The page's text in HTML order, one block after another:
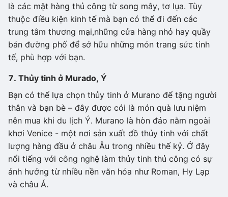
là các mặt hàng thủ công từ song mây, tơ lụa. Tùy
thuộc điều kiện kinh tế mà bạn có thể đi đến các
trung tâm thương mại,những cửa hàng nhỏ hay quầy
bán đường phố để sở hữu những món trang sức tinh
tế, phù hợp với bạn.
7. Thủy tinh ở Murado, Ý
Bạn có thể lựa chọn thủy tinh ở Murano để tặng người
thân và bạn bè – đây được cói là món quà lưu niệm
nên mua khi du lịch Ý. Murano là hòn đảo nằm ngoài
khơi Venice - một nơi sản xuất đồ thủy tinh với chất
lượng hàng đầu ở châu Âu trong nhiều thế kỷ. Ở đây
nổi tiếng với công nghệ làm thủy tinh thủ công có sự
ảnh hưởng từ nhiều nền văn hóa như Roman, Hy Lạp
và châu Á.